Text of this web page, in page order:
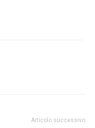
Articolo successivo